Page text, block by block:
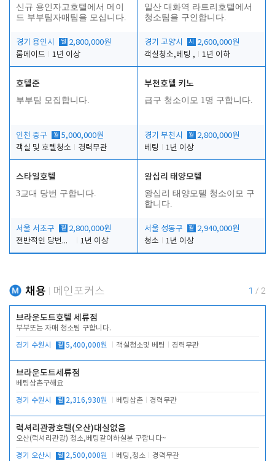
신규 용인자고호텔에서 메이
드 부부팀자매팀을 모십니다.
경기 용인시 월 2,800,000원
룸메이드
1년 이상
일산 대화역 라트리호텔에서
청소팀을 구인합니다.
경기 고양시 시
2,600,000원
객실청소,베팅 ,
1년 이하
호텔준
부부팀 모집합니다.
인천 중구 월 5,000,000원
객실 및 호텔청소
경력무관
부천호텔 키노
급구 청소이모 1명 구합니다.
경기 부천시 월 2,800,000원
베팅
1년 이상
스타일호텔
3교대 당번 구합니다.
서울 서초구 월 2,800,000원
전반적인 당번업무
1년 이상
왕십리 태양모텔
왕십리 태양모텔 청소이모 구
합니다.
서울 성동구 월 2,940,000원
청소
1년 이상
채용 메인포커스 1 / 2
브라운도트호텔 세류점
부부또는 자매 청소팀 구합니다.
경기 수원시 월 5,400,000원 객실청소및 베팅 경력무관
브라운도트세류점
베팅삼촌구해요
경기 수원시 월 2,316,930원 베팅삼촌 경력무관
럭셔리관광호텔(오산)대실없음
오산(럭셔리관광) 청소,베팅같이하실분 구합니다~
경기 오산시 월 2,500,000원 베팅,청소 경력무관